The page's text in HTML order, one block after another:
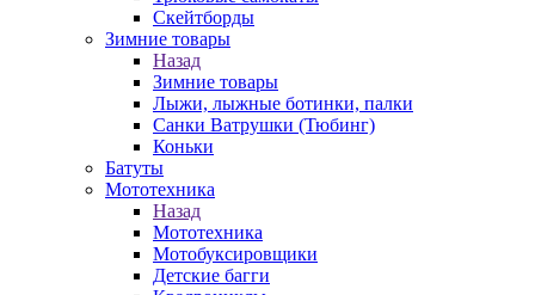
Скейтборды
Зимние товары
Назад
Зимние товары
Лыжи, лыжные ботинки, палки
Санки Ватрушки (Тюбинг)
Коньки
Батуты
Мототехника
Назад
Мототехника
Мотобуксировщики
Детские багги